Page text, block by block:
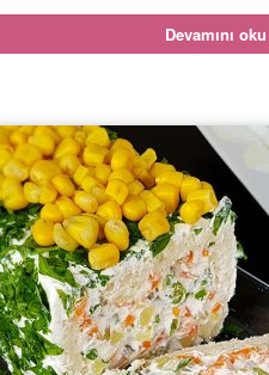
Devamını oku